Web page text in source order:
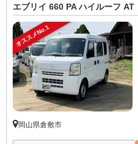
エブリイ 660 PA ハイルーフ AT
オススメNo.1
岡山県倉敷市